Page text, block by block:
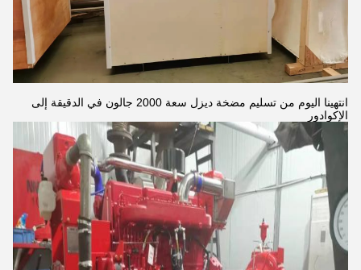
انتهينا اليوم من تسليم مضخة ديزل سعة 2000 جالون في الدقيقة إلى
الإكوادور